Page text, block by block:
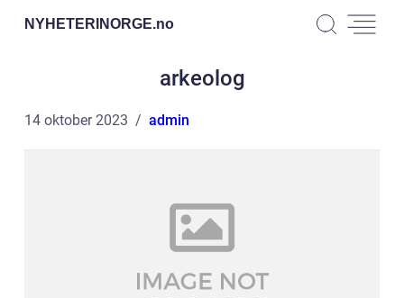
NYHETERINORGE.no
arkeolog
14 oktober 2023 admin